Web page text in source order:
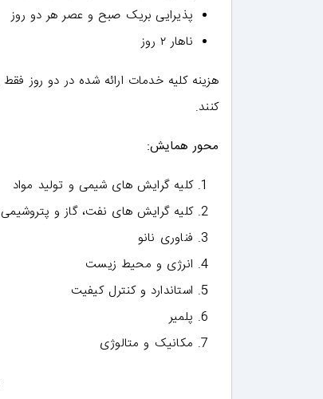
پذیرایی بریک صبح و عصر هر دو روز
ناهار ۲ روز
کنند.
محور همایش:
کلیه گرایش های شیمی و تولید مواد
کلیه گرایش های نفت، گاز و پتروشیمی
فناوری نانو
انرژی و محیط زیست
استاندارد و کنترل کیفیت
پلمیر
مکانیک و متالوژی